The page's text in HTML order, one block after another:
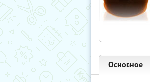
Основное